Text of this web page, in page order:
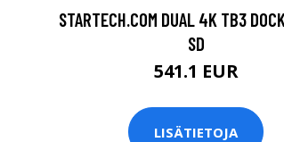
STARTECH.COM DUAL 4K TB3
SD
541.1 EUR
LISÄTIETOJA